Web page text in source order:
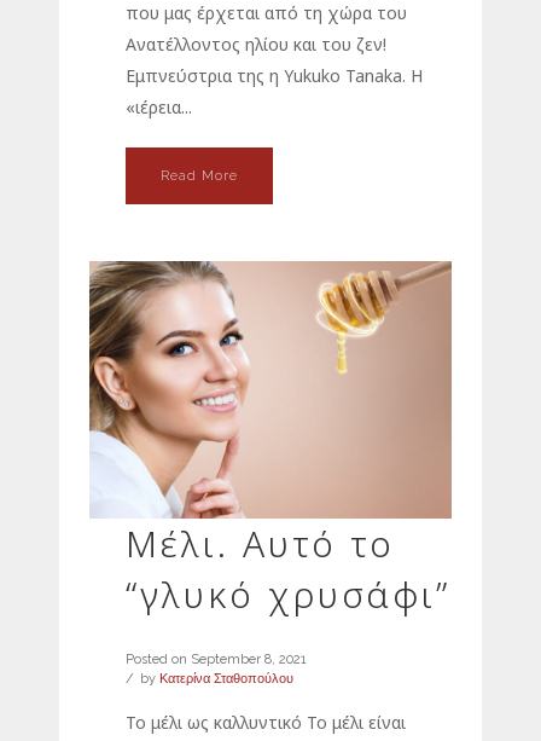
που μας έρχεται από τη χώρα του
Ανατέλλοντος ηλίου και του ζεν!
Εμπνεύστρια της η Yukuko Tanaka. Η
«ιέρεια...
Read More
Μέλι. Αυτό το
“γλυκό χρυσάφι”
Posted on September 8, 2021
by Κατερίνα Σταθοπούλου
Το μέλι ως καλλυντικό Το μέλι είναι